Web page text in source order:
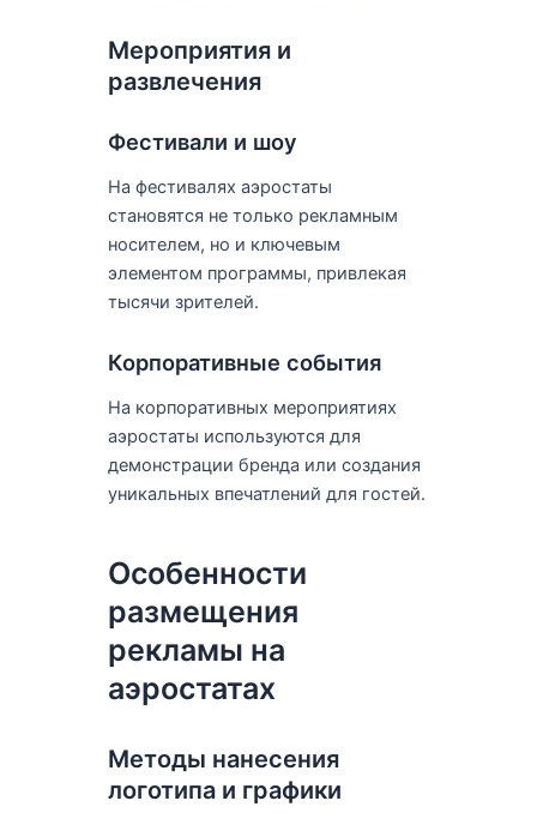
Мероприятия и
развлечения
Фестивали и шоу
На фестивалях аэростаты
становятся не только рекламным
носителем, но и ключевым
элементом программы, привлекая
тысячи зрителей.
Корпоративные события
На корпоративных мероприятиях
аэростаты используются для
демонстрации бренда или создания
уникальных впечатлений для гостей.
Особенности
размещения
рекламы на
аэростатах
Методы нанесения
логотипа и графики